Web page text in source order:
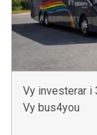
Vy investerar i
Vy bus4you